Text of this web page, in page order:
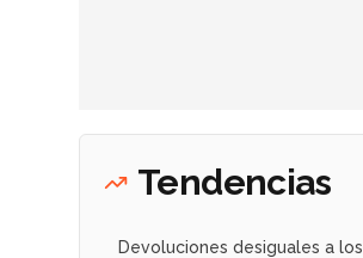
Tendencias
Devoluciones desiguales a los